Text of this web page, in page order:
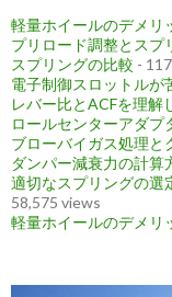
軽量ホイールのデメ
プリロード調整とス
スプリングの比較 -
電子制御スロットルが
レバー比とACFを理
ロールセンターアダプ
ブローバイガス処理と
ダンパー減衰力の計算
適切なスプリングの
58,575 views
軽量ホイールのデメ